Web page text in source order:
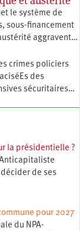
le système de
sous-financement
aggravent…
crimes policiers
des
sécuritaires…
la présidentielle ?
de ses
pour 2027
du NPA-